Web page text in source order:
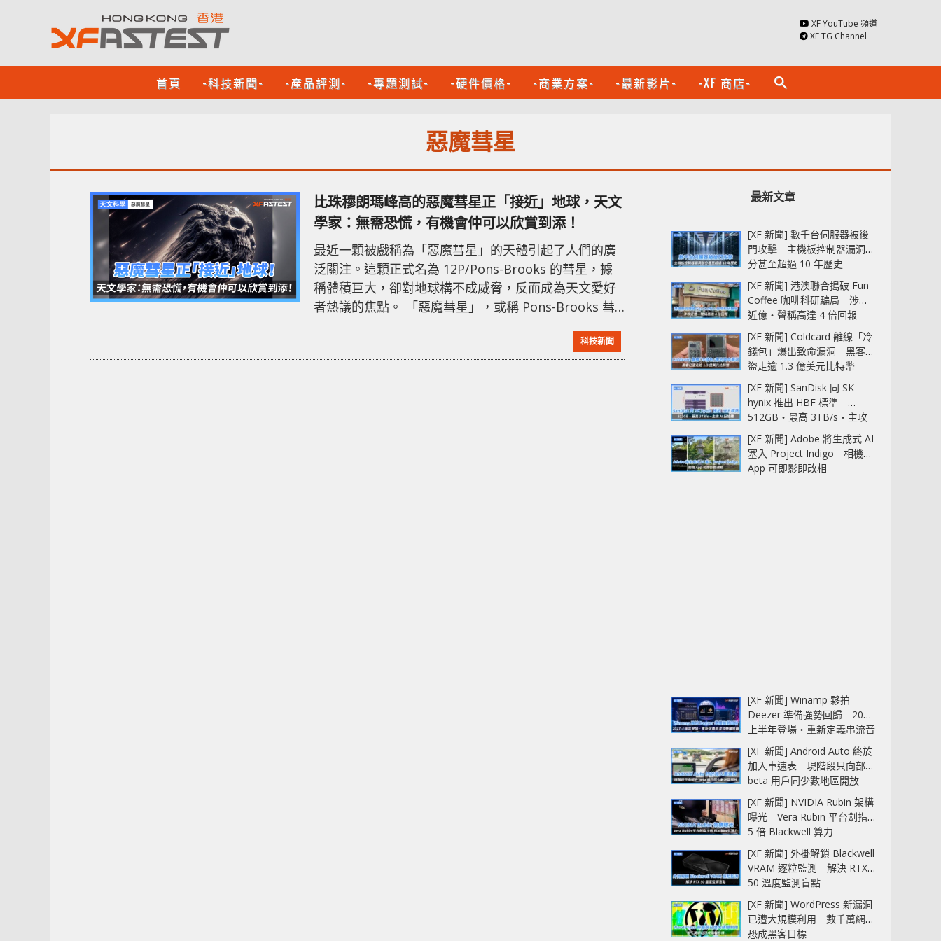
XF YouTube 頻道
XF TG Channel
首頁 -科技新聞- -產品評測- -專題測試- -硬件價格- -商業方案- -最新影片- -XF 商店- search
惡魔彗星
比珠穆朗瑪峰高的惡魔彗星正「接近」地球，天文
學家：無需恐慌，有機會仲可以欣賞到添！
最近一顆被戲稱為「惡魔彗星」的天體引起了人們的廣
泛關注。這顆正式名為 12P/Pons-Brooks 的彗星，據
稱體積巨大，卻對地球構不成威脅，反而成為天文愛好
者熱議的焦點。 「惡魔彗星」，或稱 Pons-Brooks 彗
1812 年被彗星獵人 Jean-Louis Pons 首次發現以來，這
顆彗星就受到了天文學家的關注。由於觀測技術的限
科技新聞
最新文章
[XF 新聞] 數千台伺服器被後
門攻擊 主機板控制器漏洞部
分甚至超過 10 年歷史
[XF 新聞] 港澳聯合搗破 Fun
Coffee 咖啡科研騙局 涉款
近億‧聲稱高達 4 倍回報
[XF 新聞] Coldcard 離線「冷
錢包」爆出致命漏洞 黑客已
盜走逾 1.3 億美元比特幣
[XF 新聞] SanDisk 同 SK
hynix 推出 HBF 標準
512GB‧最高 3TB/s‧主攻
AI 記憶體
[XF 新聞] Adobe 將生成式 AI
塞入 Project Indigo 相機
App 可即影即改相
[XF 新聞] Winamp 夥拍
Deezer 準備強勢回歸 2027
上半年登場‧重新定義串流音
樂播放器
[XF 新聞] Android Auto 終於
加入車速表 現階段只向部分
beta 用戶同少數地區開放
[XF 新聞] NVIDIA Rubin 架構
曝光 Vera Rubin 平台劍指
5 倍 Blackwell 算力
[XF 新聞] 外掛解鎖 Blackwell
VRAM 逐粒監測 解決 RTX
50 溫度監測盲點
[XF 新聞] WordPress 新漏洞
已遭大規模利用 數千萬網站
恐成黑客目標